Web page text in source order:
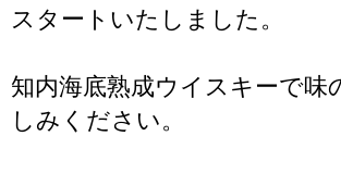
スタートいたしました。
知内海底熟成ウイスキーで味
しみください。